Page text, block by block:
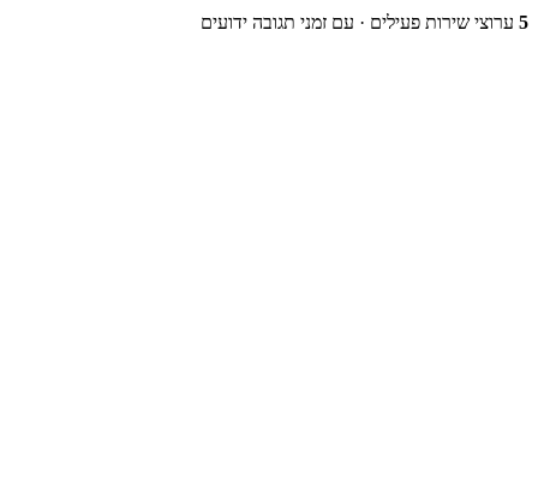
5 ערוצי שירות פעילים · עם זמני תגובה ידועים